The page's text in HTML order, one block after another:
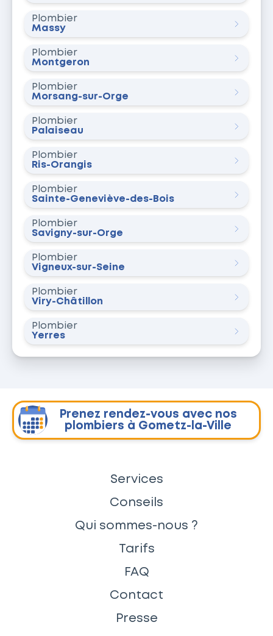
Plombier
Massy
Plombier
Montgeron
Plombier
Morsang-sur-Orge
Plombier
Palaiseau
Plombier
Ris-Orangis
Plombier
Sainte-Geneviève-des-Bois
Plombier
Savigny-sur-Orge
Plombier
Vigneux-sur-Seine
Plombier
Viry-Châtillon
Plombier
Yerres
Prenez rendez-vous avec nos
plombiers à Gometz-la-Ville
Services
Conseils
Qui sommes-nous ?
Tarifs
FAQ
Contact
Presse